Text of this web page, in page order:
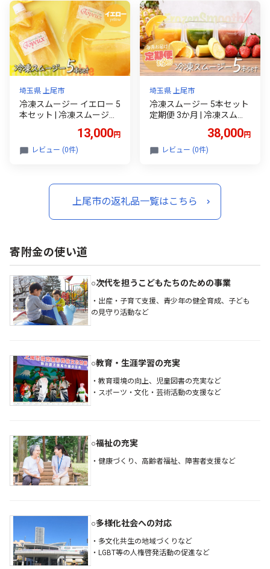
シ 埼玉県 上尾市
い おやつ 軽食 セルフケア
からだ想い ジョワイユ
埼玉県 上尾市
埼玉県 上尾市
冷凍スムージー イエロー 5
本セット | 冷凍スムージー
スムージー フルーツ マン
ゴー パイン 果物 果実 野菜
フレッシュローフード ロ
らだ想い ジョワイユ 埼
13,000円
レビュー (0件)
埼玉県 上尾市
冷凍スムージー 5本セット
定期便 3か月 | 冷凍スムー
ジー スムージー フルーツ
いちご ベリー マンゴー バ
ナナ ケール 果物 果実 野菜
おやつ 軽食 セルフケア か
らだ想い ジョワイユ 埼
38,000円
レビュー (0件)
上尾市の返礼品一覧はこちら
寄附金の使い道
○次代を担うこどもたちのための事業
・出産・子育て支援、青少年の健全育成、子ども
の見守り活動など
○教育・生涯学習の充実
・教育環境の向上、児童図書の充実など
・スポーツ・文化・芸術活動の支援など
○福祉の充実
・健康づくり、高齢者福祉、障害者支援など
○多様化社会への対応
・多文化共生の地域づくりなど
・LGBT等の人権啓発活動の促進など